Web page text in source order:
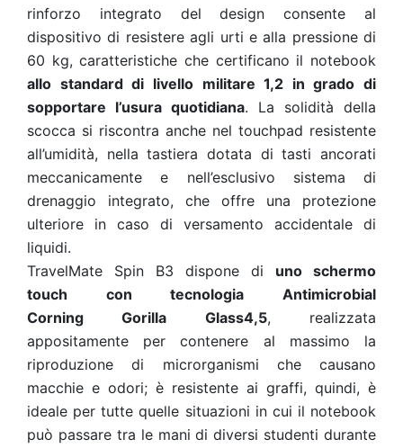
rinforzo integrato del design consente al
dispositivo di resistere agli urti e alla pressione di
60 kg, caratteristiche che certificano il notebook
allo standard di livello militare 1,2 in grado di
sopportare l’usura quotidiana. La solidità della
scocca si riscontra anche nel touchpad resistente
all’umidità, nella tastiera dotata di tasti ancorati
meccanicamente e nell’esclusivo sistema di
drenaggio integrato, che offre una protezione
ulteriore in caso di versamento accidentale di
liquidi.
TravelMate Spin B3 dispone di uno schermo
touch con tecnologia Antimicrobial
Corning Gorilla Glass4,5, realizzata
appositamente per contenere al massimo la
riproduzione di microrganismi che causano
macchie e odori; è resistente ai graffi, quindi, è
ideale per tutte quelle situazioni in cui il notebook
può passare tra le mani di diversi studenti durante